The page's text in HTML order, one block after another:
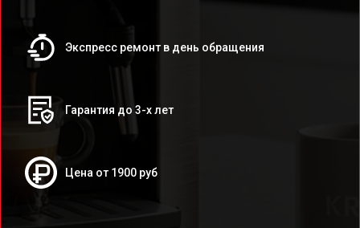
Экспресс ремонт в день обращения
Гарантия до 3-х лет
Цена от 1900 руб